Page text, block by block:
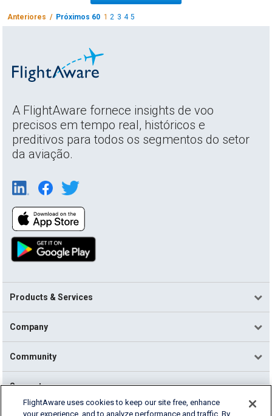
Anteriores / Próximos 60 1 2 3 4 5
A FlightAware fornece insights de voo
precisos em tempo real, históricos e
preditivos para todos os segmentos do setor
da aviação.
Products & Services
Company
Community
Support
FlightAware uses cookies to keep our site free, enhance
your experience, and to analyze performance and traffic. By